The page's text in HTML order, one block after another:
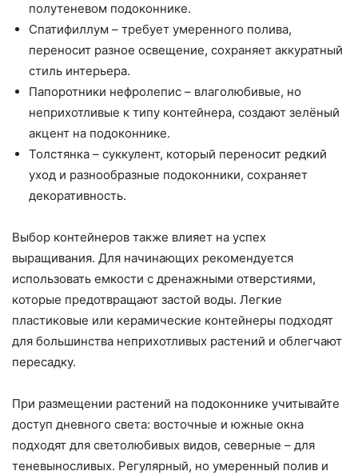
полутеневом подоконнике.
Спатифиллум – требует умеренного полива,
переносит разное освещение, сохраняет аккуратный
стиль интерьера.
Папоротники нефролепис – влаголюбивые, но
неприхотливые к типу контейнера, создают зелёный
акцент на подоконнике.
Толстянка – суккулент, который переносит редкий
уход и разнообразные подоконники, сохраняет
декоративность.
Выбор контейнеров также влияет на успех
выращивания. Для начинающих рекомендуется
использовать емкости с дренажными отверстиями,
которые предотвращают застой воды. Легкие
пластиковые или керамические контейнеры подходят
для большинства неприхотливых растений и облегчают
пересадку.
При размещении растений на подоконнике учитывайте
доступ дневного света: восточные и южные окна
подходят для светолюбивых видов, северные – для
теневыносливых. Регулярный, но умеренный полив и